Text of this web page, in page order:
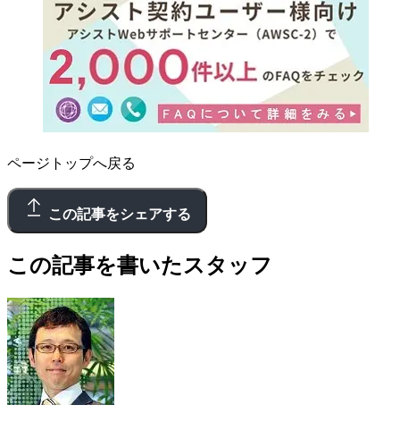
ページトップへ戻る
この記事をシェアする
この記事を書いたスタッフ